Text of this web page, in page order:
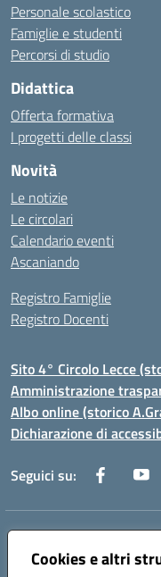
Cookies e altri
Personale scolastico
Famiglie e studenti
Percorsi di studio
Didattica
Offerta formativa
I progetti delle classi
Novità
Le notizie
Le circolari
Calendario eventi
Ascaniando
Registro Famiglie
Registro Docenti
Sito 4° Circolo Lecce
Amministrazione
Albo online (storico
Dichiarazione di
Seguici su:
Indirizzo:
Centralino:0832/346889